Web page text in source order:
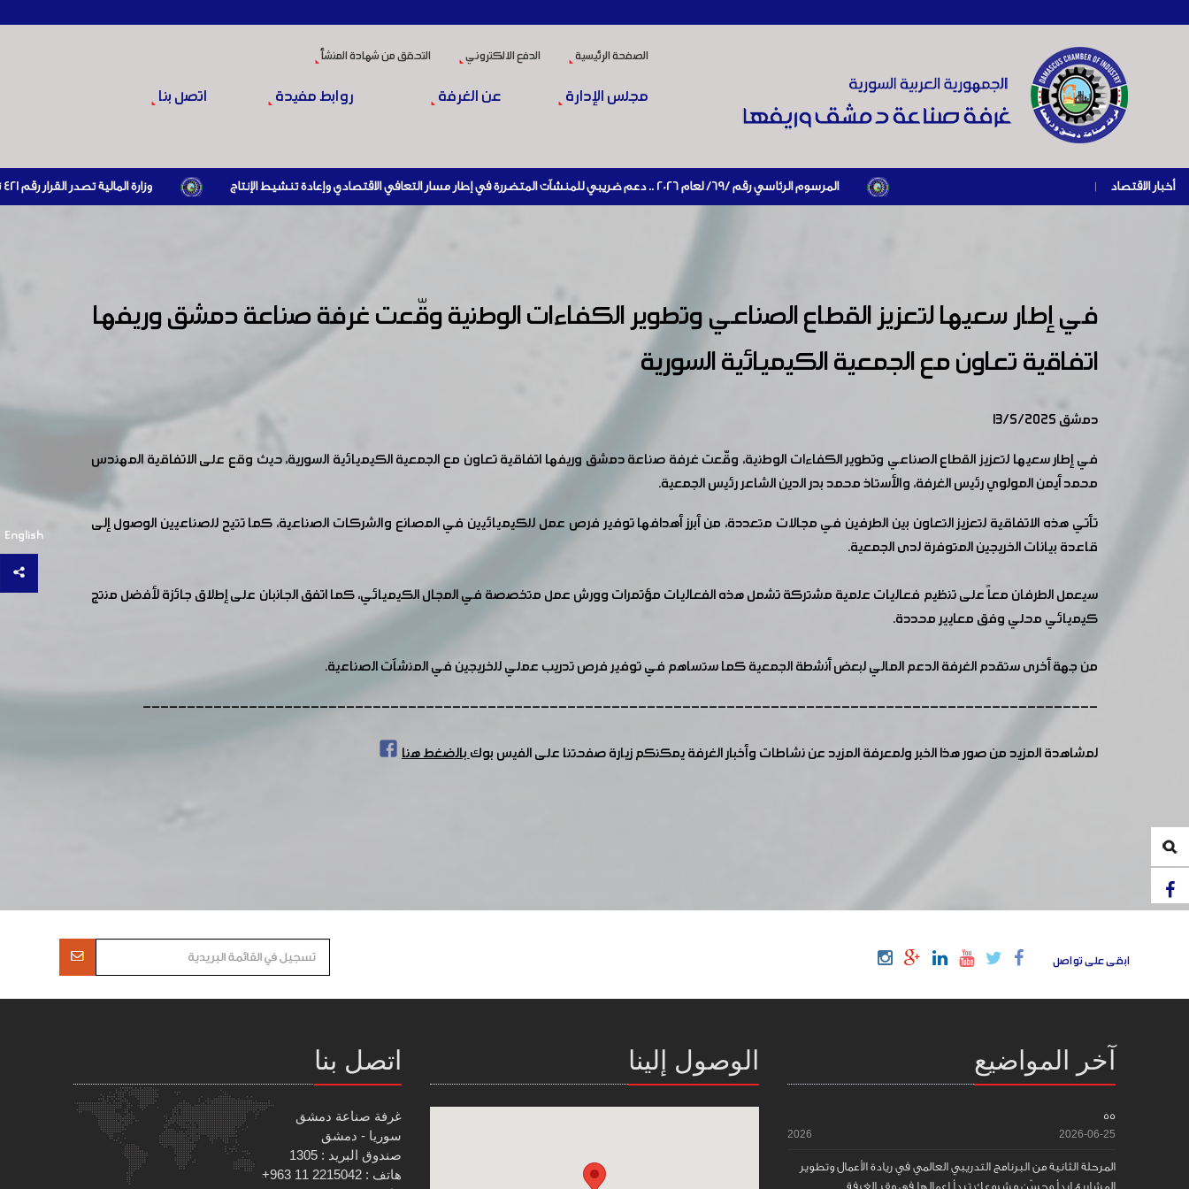
الصفحة الرئيسية الدفع الالكتروني التحقق من شهادة المنشأ
مجلس الإدارة عن الغرفة روابط مفيدة اتصل بنا
أخبار الاقتصاد | المرسوم الرئاسي رقم /69/ لعام 2026 .. دعم ضريبي للمنشآت المتضررة في إطار مسار التعافي الاقتصادي وإعادة تنشيط الإنتاج وزارة المالية تصدر القرار رقم 421 تاريخ 24/3/2026 المتضمن الزام المستوردين بإبراز براءة ذمة مالية سارية صادرة عن الهيئة العامة للضرائب والرسوم أو مديرياتها عند القيام بعمليات الاستيراد
English
في إطار سعيها لتعزيز القطاع الصناعي وتطوير الكفاءات الوطنية وقّعت غرفة صناعة دمشق وريفها
اتفاقية تعاون مع الجمعية الكيميائية السورية
دمشق 13/5/2025
في إطار سعيها لتعزيز القطاع الصناعي وتطوير الكفاءات الوطنية، وقّعت غرفة صناعة دمشق وريفها اتفاقية تعاون مع الجمعية الكيميائية السورية، حيث وقع على الاتفاقية المهندس
محمد أيمن المولوي رئيس الغرفة، والأستاذ محمد بدر الدين الشاعر رئيس الجمعية.
تأتي هذه الاتفاقية لتعزيز التعاون بين الطرفين في مجالات متعددة، من أبرز أهدافها توفير فرص عمل للكيميائيين في المصانع والشركات الصناعية، كما تتيح للصناعيين الوصول إلى
قاعدة بيانات الخريجين المتوفرة لدى الجمعية.
سيعمل الطرفان معاً على تنظيم فعاليات علمية مشتركة تشمل هذه الفعاليات مؤتمرات وورش عمل متخصصة في المجال الكيميائي، كما اتفق الجانبان على إطلاق جائزة لأفضل منتج
كيميائي محلي وفق معايير محددة.
من جهة أخرى ستقدم الغرفة الدعم المالي لبعض أنشطة الجمعية كما ستساهم في توفير فرص تدريب عملي للخريجين في المنشآت الصناعية.
------------------------------------------------------------------------------------------------------------
لمشاهدة المزيد من صور هذا الخبر ولمعرفة المزيد عن نشاطات وأخبار الغرفة يمكنكم زيارة صفحتنا على الفيس بوكبالضغط هنا
ابقى على تواصل
آخر المواضيع
55
2026-06-25
2026
المرحلة الثانية من البرنامج التدريبي العالمي في ريادة الأعمال وتطوير
المشاريع ابدأ وحسّن مشروعك تبدأ اعمالها في مقر الغرفة
الوصول إلينا اتصل بنا
غرفة صناعة دمشق
سوريا - دمشق
صندوق البريد : 1305
هاتف : 2215042 11 963+